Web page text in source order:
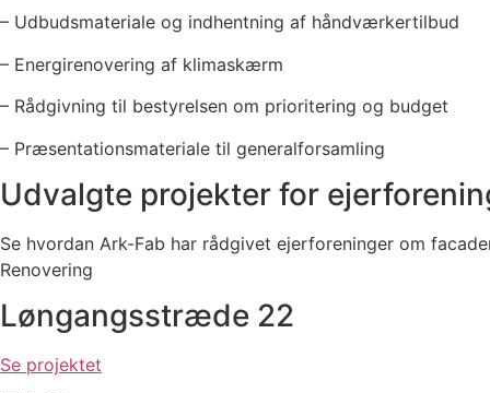
– Udbudsmateriale og indhentning af håndværkertilbud
– Energirenovering af klimaskærm
– Rådgivning til bestyrelsen om prioritering og budget
– Præsentationsmateriale til generalforsamling
Udvalgte projekter for
Se hvordan Ark-Fab har rådgivet ejerforeninger om
Renovering
Løngangsstræde 22
Se projektet